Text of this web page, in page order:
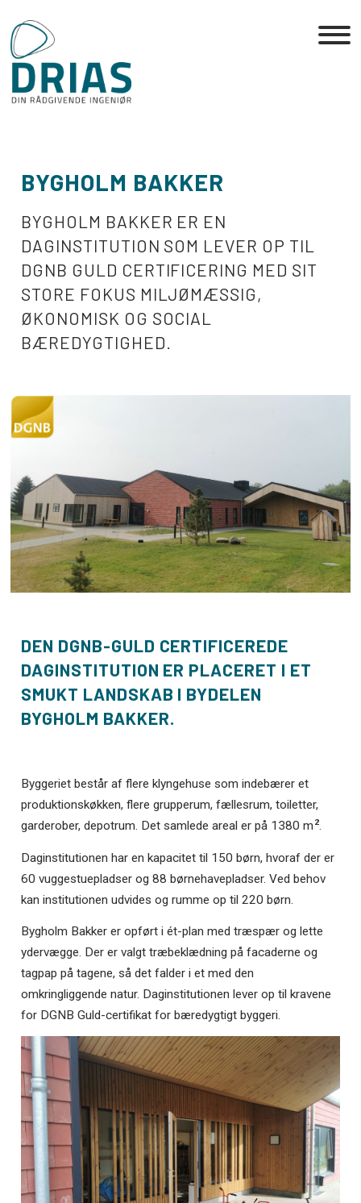
the
content
BYGHOLM BAKKER
BYGHOLM BAKKER ER EN
DAGINSTITUTION SOM LEVER OP TIL
DGNB GULD CERTIFICERING MED SIT
STORE FOKUS MILJØMÆSSIG,
ØKONOMISK OG SOCIAL
BÆREDYGTIGHED.
DEN DGNB-GULD CERTIFICEREDE
DAGINSTITUTION ER PLACERET I ET
SMUKT LANDSKAB I BYDELEN
BYGHOLM BAKKER.
Byggeriet består af flere klyngehuse som indebærer et
produktionskøkken, flere grupperum, fællesrum, toiletter,
garderober, depotrum. Det samlede areal er på 1380 m 2.
Daginstitutionen har en kapacitet til 150 børn, hvoraf der er
60 vuggestue­pladser og 88 børnehavepladser. Ved behov
kan institutionen udvides og rumme op til 220 børn.
Bygholm Bakker er opført i ét-plan med træspær og lette
ydervægge. Der er valgt træbeklædning på facaderne og
tagpap på tagene, så det falder i et med den
omkringliggende natur. Daginstitutionen lever op til kravene
for DGNB Guld-certifikat for bæredygtigt byggeri.